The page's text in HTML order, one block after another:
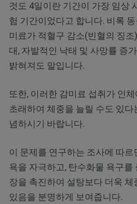
것도 4일이란 기간이 가장 임상
험 기간이었다고 합니다. 비록
미료가 적혈구 감소(빈혈의 징조
대, 자발적인 낙태 및 사망률 증
밝혀져도 말입니다.
또한, 이러한 감미료 섭취가 인
초래하여 체중을 늘릴 수도 있다
념하시기 바랍니다.
이 문제를 연구하는 조사에 따르
욕을 자극하고, 탄수화물 욕구를
장을 촉진하여 설탕보다 더욱 체
있음을 분명하게 보여줍니다.